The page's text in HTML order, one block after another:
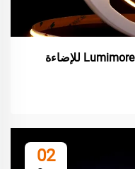
مزايا شرائح LED من نوع COB من Lumimore للإضاءة
02